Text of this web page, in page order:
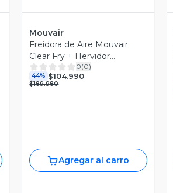
Mouvair
Freidora de Aire Mouvair
Clear Fry + Hervidor
Inteligente Mouvair Swan
0(0)
44% $104.990
$189.980
Agregar al carro